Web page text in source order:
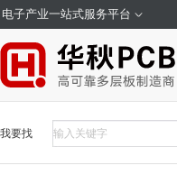
电子产业一站式服务平台
我要找